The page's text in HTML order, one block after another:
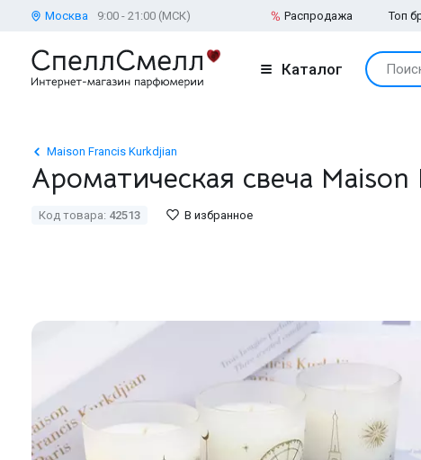
Москва 9:00 - 21:00 (МСК) Распродажа Топ
Каталог
Maison Francis Kurkdjian
Ароматическая свеча
Код товара: 42513 В избранное